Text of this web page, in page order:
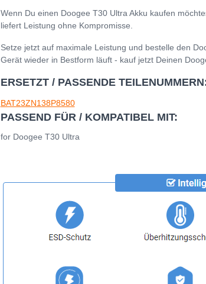
Wenn Du einen Doogee T30 Ultra Akku kaufen
liefert Leistung ohne Kompromisse.
Setze jetzt auf maximale Leistung und bestelle den
Gerät wieder in Bestform läuft - kauf jetzt Deinen
ERSETZT / PASSENDE
BAT23ZN138P8580
PASSEND FÜR / KOMPATIBEL MIT:
for Doogee T30 Ultra